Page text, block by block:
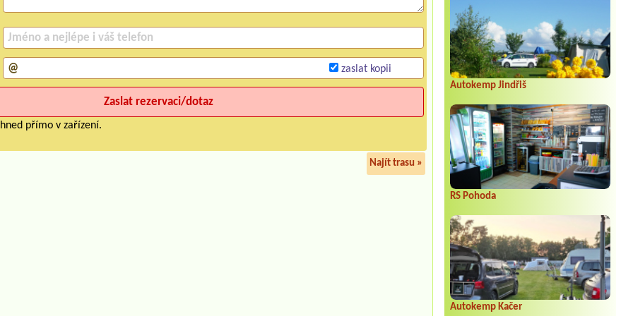
Autokemp Jindřiš
RS Pohoda
Autokemp Kačer
zaslat kopii
přímo v zařízení.
Najít trasu »